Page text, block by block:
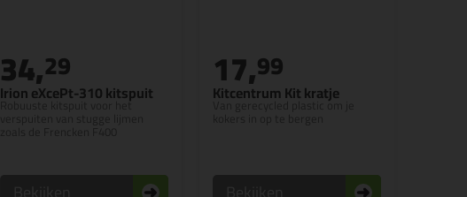
Irion eXcePt-310 kitspuit
Robuuste kitspuit voor het
34,29
Kitcentrum Kit kratje
Van gerecycled plastic om je
17,99